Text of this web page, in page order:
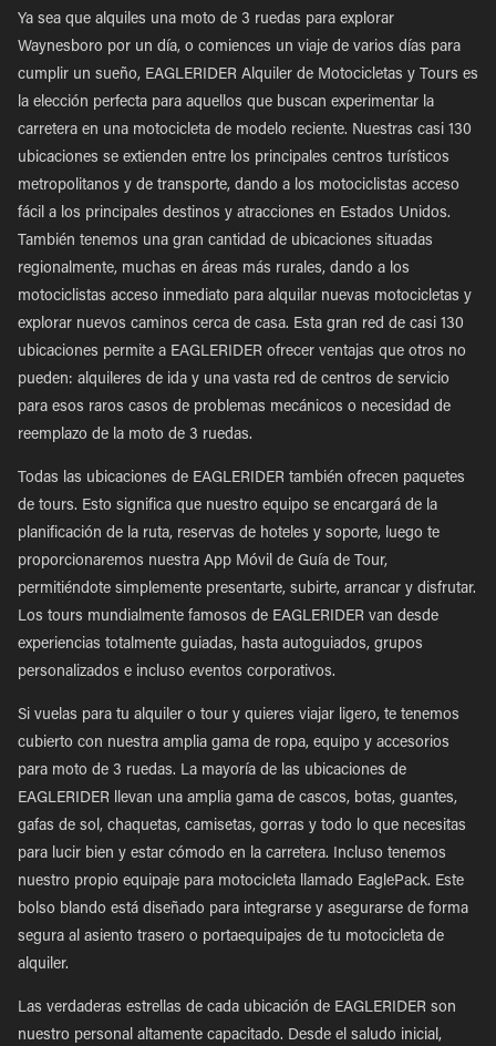
Ya sea que alquiles una moto de 3 ruedas para explorar
Waynesboro por un día, o comiences un viaje de varios días para
cumplir un sueño, EAGLERIDER Alquiler de Motocicletas y Tours es
la elección perfecta para aquellos que buscan experimentar la
carretera en una motocicleta de modelo reciente. Nuestras casi 130
ubicaciones se extienden entre los principales centros turísticos
metropolitanos y de transporte, dando a los motociclistas acceso
fácil a los principales destinos y atracciones en Estados Unidos.
También tenemos una gran cantidad de ubicaciones situadas
regionalmente, muchas en áreas más rurales, dando a los
motociclistas acceso inmediato para alquilar nuevas motocicletas y
explorar nuevos caminos cerca de casa. Esta gran red de casi 130
ubicaciones permite a EAGLERIDER ofrecer ventajas que otros no
pueden: alquileres de ida y una vasta red de centros de servicio
para esos raros casos de problemas mecánicos o necesidad de
reemplazo de la moto de 3 ruedas.
Todas las ubicaciones de EAGLERIDER también ofrecen paquetes
de tours. Esto significa que nuestro equipo se encargará de la
planificación de la ruta, reservas de hoteles y soporte, luego te
proporcionaremos nuestra App Móvil de Guía de Tour,
permitiéndote simplemente presentarte, subirte, arrancar y disfrutar.
Los tours mundialmente famosos de EAGLERIDER van desde
experiencias totalmente guiadas, hasta autoguiados, grupos
personalizados e incluso eventos corporativos.
Si vuelas para tu alquiler o tour y quieres viajar ligero, te tenemos
cubierto con nuestra amplia gama de ropa, equipo y accesorios
para moto de 3 ruedas. La mayoría de las ubicaciones de
EAGLERIDER llevan una amplia gama de cascos, botas, guantes,
gafas de sol, chaquetas, camisetas, gorras y todo lo que necesitas
para lucir bien y estar cómodo en la carretera. Incluso tenemos
nuestro propio equipaje para motocicleta llamado EaglePack. Este
bolso blando está diseñado para integrarse y asegurarse de forma
segura al asiento trasero o portaequipajes de tu motocicleta de
alquiler.
Las verdaderas estrellas de cada ubicación de EAGLERIDER son
nuestro personal altamente capacitado. Desde el saludo inicial,